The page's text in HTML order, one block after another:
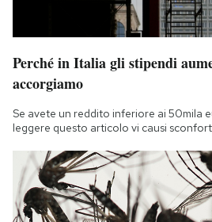
Perché in Italia gli stipendi
accorgiamo
Se avete un reddito inferiore ai 50mila
leggere questo articolo vi causi